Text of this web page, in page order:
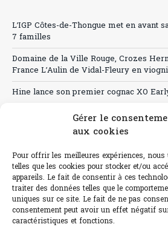
Gérer le
aux cookies
Pour offrir les meilleures expériences,
telles que les cookies pour stocker et/ou
appareils. Le fait de consentir à ces
traiter des données telles que le
uniques sur ce site. Le fait de ne pas
consentement peut avoir un effet négatif
caractéristiques et fonctions.
L’IGP Côtes-de-Thongue met en avant
7 familles
Domaine de la Ville Rouge, Crozes
France L’Aulin de Vidal-Fleury en
Hine lance son premier cognac XO
Canicule : A quand le CHR à « l’heure
Sélection de rosés 2026
L'abus d'alcool est